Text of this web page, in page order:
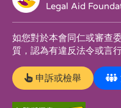
Legal Aid
如您對於本會同仁或審查
質，認為有違反法令或言
申訴或檢舉